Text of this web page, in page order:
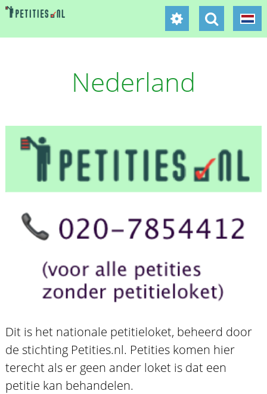
Nederland
Dit is het nationale petitieloket, beheerd door
de stichting Petities.nl. Petities komen hier
terecht als er geen ander loket is dat een
petitie kan behandelen.